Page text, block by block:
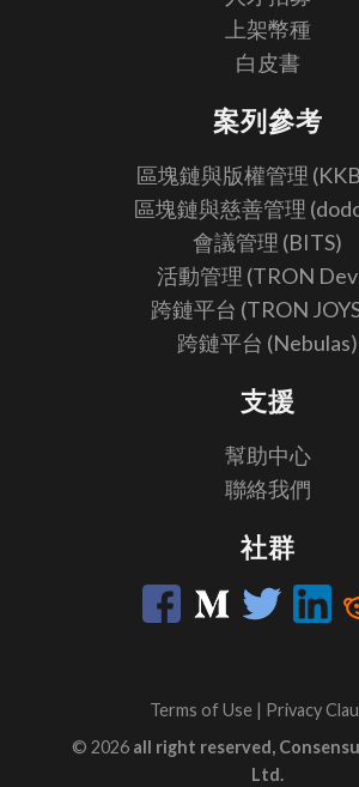
上架幣種
白皮書
案列參考
區塊鏈與版權管理
區塊鏈與慈善管理
會議管理 (BITS)
活動管理 (TRON
跨鏈平台 (TRON
跨鏈平台 (Nebulas)
支援
幫助中心
聯絡我們
社群
Terms of Use | Privacy
© 2026 all right reserved,
Ltd.